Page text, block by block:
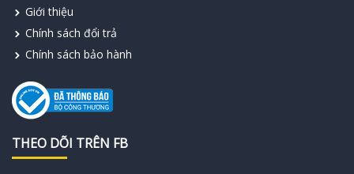
Giới thiệu
Chính sách đổi trả
Chính sách bảo hành
THEO DÕI TRÊN FB